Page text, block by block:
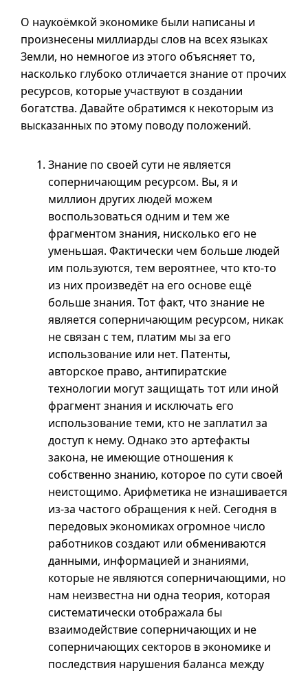
О наукоёмкой экономике были написаны и
произнесены миллиарды слов на всех языках
Земли, но немногое из этого объясняет то,
насколько глубоко отличается знание от прочих
ресурсов, которые участвуют в создании
богатства. Давайте обратимся к некоторым из
высказанных по этому поводу положений.
Знание по своей сути не является
соперничающим ресурсом. Вы, я и
миллион других людей можем
воспользоваться одним и тем же
фрагментом знания, нисколько его не
уменьшая. Фактически чем больше людей
им пользуются, тем вероятнее, что кто-то
из них произведёт на его основе ещё
больше знания. Тот факт, что знание не
является соперничающим ресурсом, никак
не связан с тем, платим мы за его
использование или нет. Патенты,
авторское право, антипиратские
технологии могут защищать тот или иной
фрагмент знания и исключать его
использование теми, кто не заплатил за
доступ к нему. Однако это артефакты
закона, не имеющие отношения к
собственно знанию, которое по сути своей
неистощимо. Арифметика не изнашивается
из-за частого обращения к ней. Сегодня в
передовых экономиках огромное число
работников создают или обмениваются
данными, информацией и знаниями,
которые не являются соперничающими, но
нам неизвестна ни одна теория, которая
систематически отображала бы
взаимодействие соперничающих и не
соперничающих секторов в экономике и
последствия нарушения баланса между